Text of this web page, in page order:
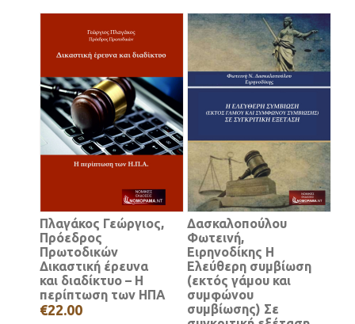
Πλαγάκος Γεώργιος,
Πρόεδρος
Πρωτοδικών
Δικαστική έρευνα
και διαδίκτυο – Η
περίπτωση των ΗΠΑ
€22.00
Δασκαλοπούλου
Φωτεινή,
Ειρηνοδίκης Η
Ελεύθερη συμβίωση
(εκτός γάμου και
συμφώνου
συμβίωσης) Σε